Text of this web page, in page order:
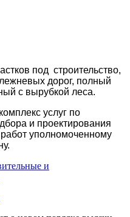
под строительство,
дорог, полный
с вырубкой леса.
услуг по
и проектирования
работ уполномоченному